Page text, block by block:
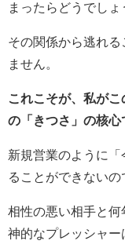
まったらどうでしょ
その関係から逃れ
ません。
これこそが、私が
の「きつさ」の核心
新規営業のように
ることができないの
相性の悪い相手と
神的なプレッシャ